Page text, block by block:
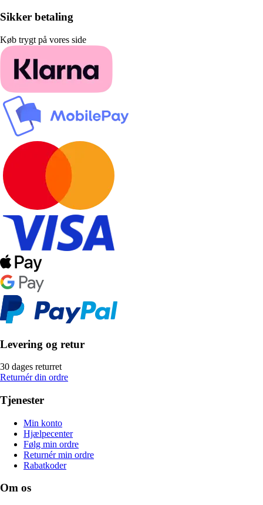
Sikker betaling
Køb trygt på vores side
Levering og retur
30 dages returret
Returnér din ordre
Tjenester
Min konto
Hjælpecenter
Følg min ordre
Returnér min ordre
Rabatkoder
Om os